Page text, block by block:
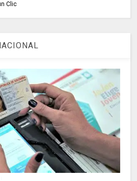
Clic